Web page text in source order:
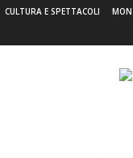
CULTURA E SPETTACOLI